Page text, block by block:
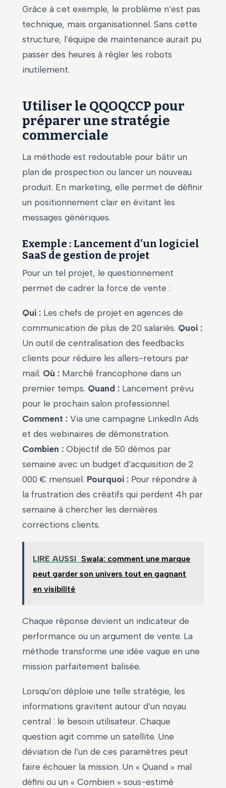
Grâce à cet exemple, le problème n’est pas
technique, mais organisationnel. Sans cette
structure, l’équipe de maintenance aurait pu
passer des heures à régler les robots
inutilement.
Utiliser le QQOQCCP pour
préparer une stratégie
commerciale
La méthode est redoutable pour bâtir un
plan de prospection ou lancer un nouveau
produit. En marketing, elle permet de définir
un positionnement clair en évitant les
messages génériques.
Exemple : Lancement d’un logiciel
SaaS de gestion de projet
Pour un tel projet, le questionnement
permet de cadrer la force de vente :
Qui : Les chefs de projet en agences de
communication de plus de 20 salariés. Quoi :
Un outil de centralisation des feedbacks
clients pour réduire les allers-retours par
mail. Où : Marché francophone dans un
premier temps. Quand : Lancement prévu
pour le prochain salon professionnel.
Comment : Via une campagne LinkedIn Ads
et des webinaires de démonstration.
Combien : Objectif de 50 démos par
semaine avec un budget d’acquisition de 2
000 € mensuel. Pourquoi : Pour répondre à
la frustration des créatifs qui perdent 4h par
semaine à chercher les dernières
corrections clients.
LIRE AUSSI Swala: comment une marque
peut garder son univers tout en gagnant
en visibilité
Chaque réponse devient un indicateur de
performance ou un argument de vente. La
méthode transforme une idée vague en une
mission parfaitement balisée.
Lorsqu’on déploie une telle stratégie, les
informations gravitent autour d’un noyau
central : le besoin utilisateur. Chaque
question agit comme un satellite. Une
déviation de l’un de ces paramètres peut
faire échouer la mission. Un « Quand » mal
défini ou un « Combien » sous-estimé